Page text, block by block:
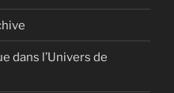
dans l’Univers de